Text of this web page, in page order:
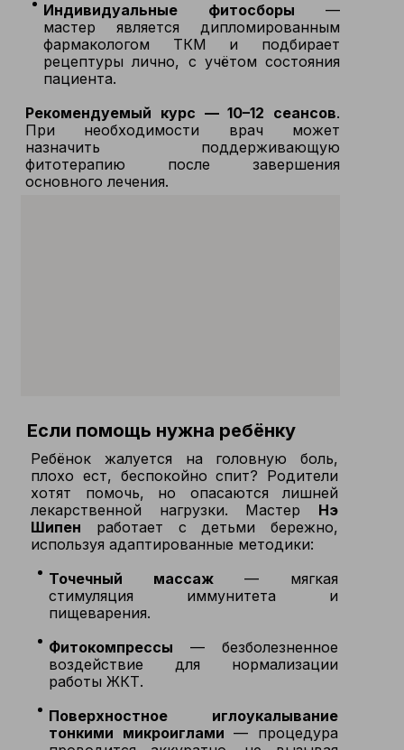
Ребёнок жалуется на головную боль,
плохо ест, беспокойно спит? Родители
хотят помочь, но опасаются лишней
лекарственной нагрузки. Мастер Нэ
Шипен работает с детьми бережно,
используя адаптированные методики:
Точечный массаж— мягкая
стимуляция иммунитета и
пищеварения.
Фитокомпрессы — безболезненное
воздействие для нормализации
работы ЖКТ.
Поверхностное иглоукалывание
тонкими микроиглами — процедура
Индивидуальные фитосборы —
мастер является дипломированным
фармакологом ТКМ и подбирает
рецептуры лично, с учётом состояния
пациента.
Рекомендуемый курс — 10–12 сеансов.
При необходимости врач может
назначить поддерживающую
фитотерапию после завершения
основного лечения.
Если помощь нужна ребёнку